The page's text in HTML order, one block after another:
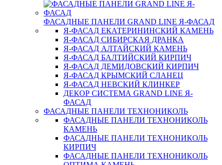
ФАСАДНЫЕ ПАНЕЛИ GRAND LINE Я-ФАСАД
Я-ФАСАД ЕКАТЕРИНИНСКИЙ КАМЕНЬ
Я-ФАСАД СИБИРСКАЯ ДРАНКА
Я-ФАСАД АЛТАЙСКИЙ КАМЕНЬ
Я-ФАСАД БАЛТИЙСКИЙ КИРПИЧ
Я-ФАСАД ДЕМИДОВСКИЙ КИРПИЧ
Я-ФАСАД КРЫМСКИЙ СЛАНЕЦ
Я-ФАСАД НЕВСКИЙ КЛИНКЕР
ДЕКОР СИСТЕМА GRAND LINE Я-
ФАСАД
ФАСАДНЫЕ ПАНЕЛИ ТЕХНОНИКОЛЬ
ФАСАДНЫЕ ПАНЕЛИ ТЕХНОНИКОЛЬ
КАМЕНЬ
ФАСАДНЫЕ ПАНЕЛИ ТЕХНОНИКОЛЬ
КИРПИЧ
ФАСАДНЫЕ ПАНЕЛИ ТЕХНОНИКОЛЬ